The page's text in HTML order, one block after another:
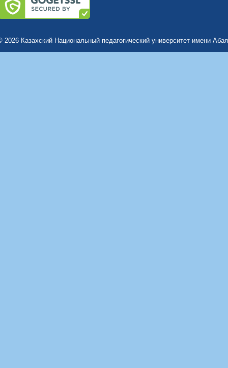
2026 Казахский Национальный педагогический университет имени Абая